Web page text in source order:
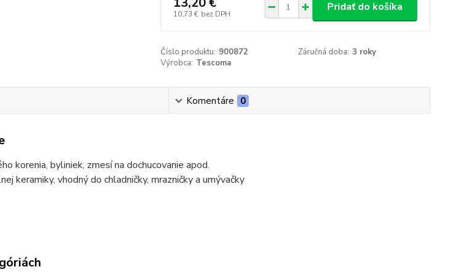
10,73 € bez DPH
Pridať do košíka
Číslo produktu: 900872 Záručná doba: 3 roky
Výrobca: Tescoma
Komentáre 0
korenia, byliniek, zmesí na dochucovanie apod.
keramiky, vhodný do chladničky, mrazničky a umývačky